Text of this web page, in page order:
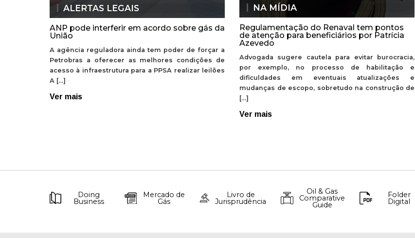
ALERTAS LEGAIS
ANP pode interferir em acordo sobre gás da
União
A agência reguladora ainda tem poder de forçar a
Petrobras a oferecer as melhores condições de
acesso à infraestrutura para a PPSA realizar leilões
A […]
Ver mais
NA MÍDIA
Regulamentação do Renaval tem pontos
de atenção para beneficiários por Patrícia
Azevedo
Advogada sugere cautela para evitar burocracia,
por exemplo, no processo de habilitação e
dificuldades em eventuais atualizações e
mudanças de escopo, sobretudo na construção de
[…]
Ver mais
Doing
Business
Mercado de
Gás
Livro de
Jurisprudência
Oil & Gas
Comparative
Guide
Folder
Digital